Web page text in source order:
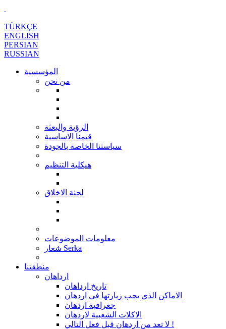
TÜRKÇE
ENGLISH
PERSIAN
RUSSIAN
المؤسسية
من نحن
الرؤية والبعثة
قيمنا الاساسية
سياستنا الخاصة بالجودة
هيكلية التنظيم
لجنة الاخلاق
معلومات الموضوعات
شعار Serka
منطقتنا
ارداهان
تاريخ ارداهان
الاماكن الذي يجب زيارتها في اردهان
جغرافية اردهان
الاكلات الشعبية لاردهان
لا تعد من اردهان قبل فعل التالي !